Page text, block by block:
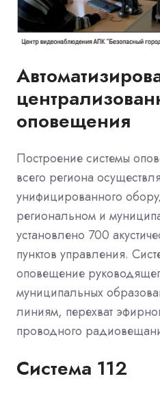
оповещения
Построение системы
всего региона
унифицированного
региональном и
установлено 700
пунктов управления.
оповещение
муниципальных
линиям, перехват
проводного
Система 112